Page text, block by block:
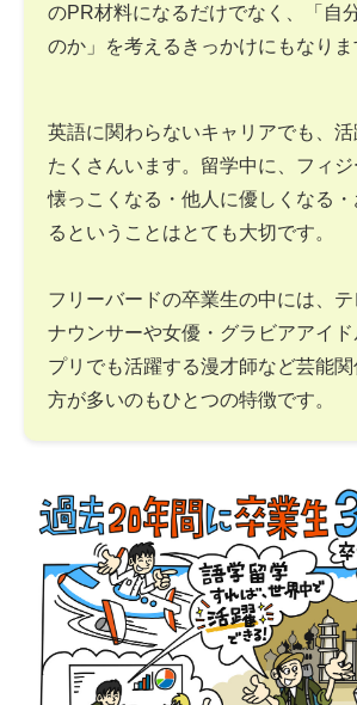
のPR材料になるだけでなく、「自
のか」を考えるきっかけにもなりま
英語に関わらないキャリアでも、
たくさんいます。留学中に、フィジ
懐っこくなる・他人に優しくなる
るということはとても大切です。
フリーバードの卒業生の中には、
ナウンサーや女優・グラビアアイ
プリでも活躍する漫才師など芸能
方が多いのもひとつの特徴です。